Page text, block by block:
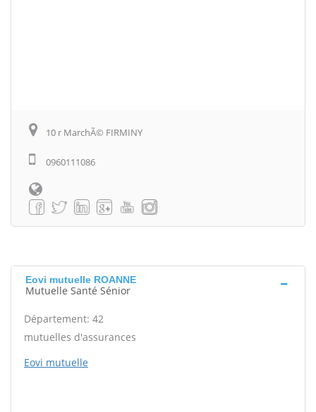
10 r MarchÃ© FIRMINY
0960111086
Eovi mutuelle ROANNE
Mutuelle Santé Sénior
Département: 42
mutuelles d'assurances
Eovi mutuelle